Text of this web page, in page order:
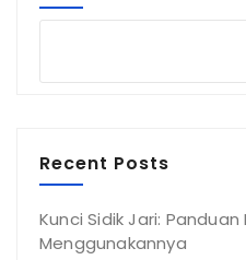
Recent Posts
Kunci Sidik Jari:
Menggunakannya